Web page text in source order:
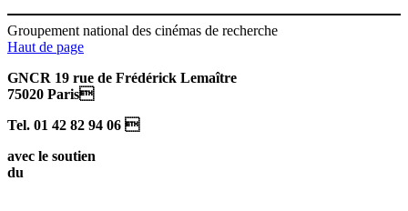
Groupement national des cinémas de recherche
Haut de page
GNCR 19 rue de Frédérick Lemaître
75020 Paris
Tel. 01 42 82 94 06 
avec le soutien
du